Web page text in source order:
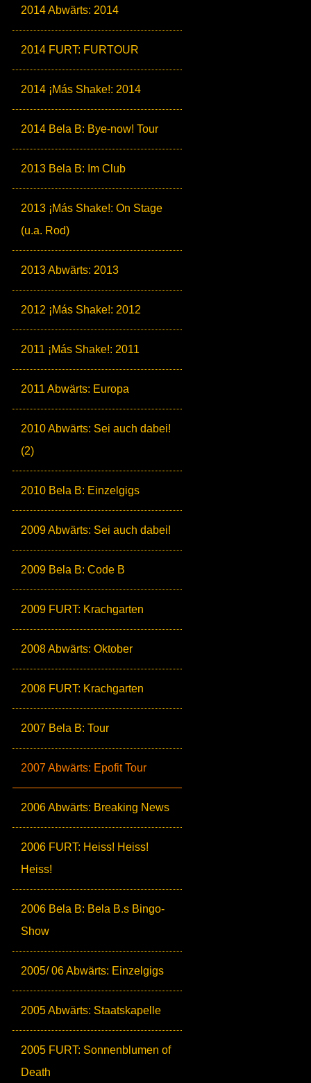
2014 Abwärts: 2014
2014 FURT: FURTOUR
2014 ¡Más Shake!: 2014
2014 Bela B: Bye-now! Tour
2013 Bela B: Im Club
2013 ¡Más Shake!: On Stage
(u.a. Rod)
2013 Abwärts: 2013
2012 ¡Más Shake!: 2012
2011 ¡Más Shake!: 2011
2011 Abwärts: Europa
2010 Abwärts: Sei auch dabei!
(2)
2010 Bela B: Einzelgigs
2009 Abwärts: Sei auch dabei!
2009 Bela B: Code B
2009 FURT: Krachgarten
2008 Abwärts: Oktober
2008 FURT: Krachgarten
2007 Bela B: Tour
2007 Abwärts: Epofit Tour
2006 Abwärts: Breaking News
2006 FURT: Heiss! Heiss!
Heiss!
2006 Bela B: Bela B.s Bingo-
Show
2005/ 06 Abwärts: Einzelgigs
2005 Abwärts: Staatskapelle
2005 FURT: Sonnenblumen of
Death